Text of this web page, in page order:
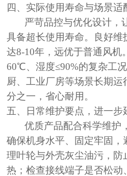
四、实际使用寿命与场景适
严苛品控与优化设计，
具备超长使用寿命。
良好维
达8-10年，远优于普通风
60℃、湿度≤90%的复杂工
厨、工业厂房等场景长期
分之一，省心耐用。
五、日常维护要点，进一步
优质产品配合科学维护
确保机身水平、固定牢固
理叶轮与外壳灰尘油污，防
热；检查接线端子是否松